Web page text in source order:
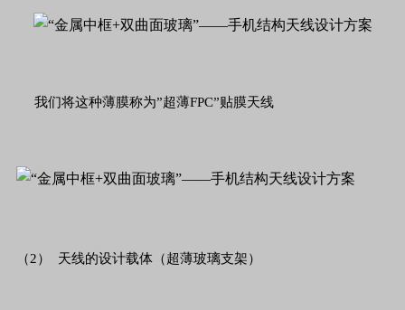
我们将这种薄膜称为”超薄FPC”贴膜天线
（2） 天线的设计载体（超薄玻璃支架）